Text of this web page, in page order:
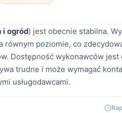
i ogród) jest obecnie stabilna.
równym poziomie, co
Dostępność wykonawców jest
trudne i może wymagać
usługodawcami.